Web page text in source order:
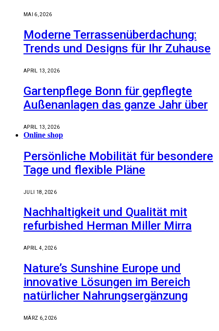
MAI 6, 2026
Moderne Terrassenüberdachung:
Trends und Designs für Ihr Zuhause
APRIL 13, 2026
Gartenpflege Bonn für gepflegte
Außenanlagen das ganze Jahr über
APRIL 13, 2026
Online shop
Persönliche Mobilität für besondere
Tage und flexible Pläne
JULI 18, 2026
Nachhaltigkeit und Qualität mit
refurbished Herman Miller Mirra
APRIL 4, 2026
Nature’s Sunshine Europe und
innovative Lösungen im Bereich
natürlicher Nahrungsergänzung
MÄRZ 6, 2026